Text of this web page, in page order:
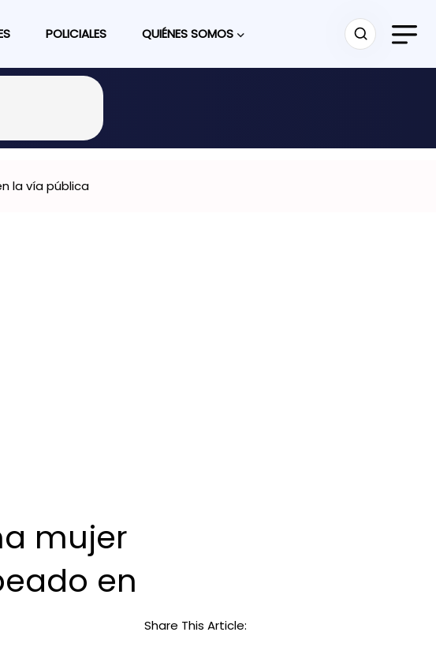
POLICIALES QUIÉNES SOMOS
la vía pública
mujer
en
Share This Article: